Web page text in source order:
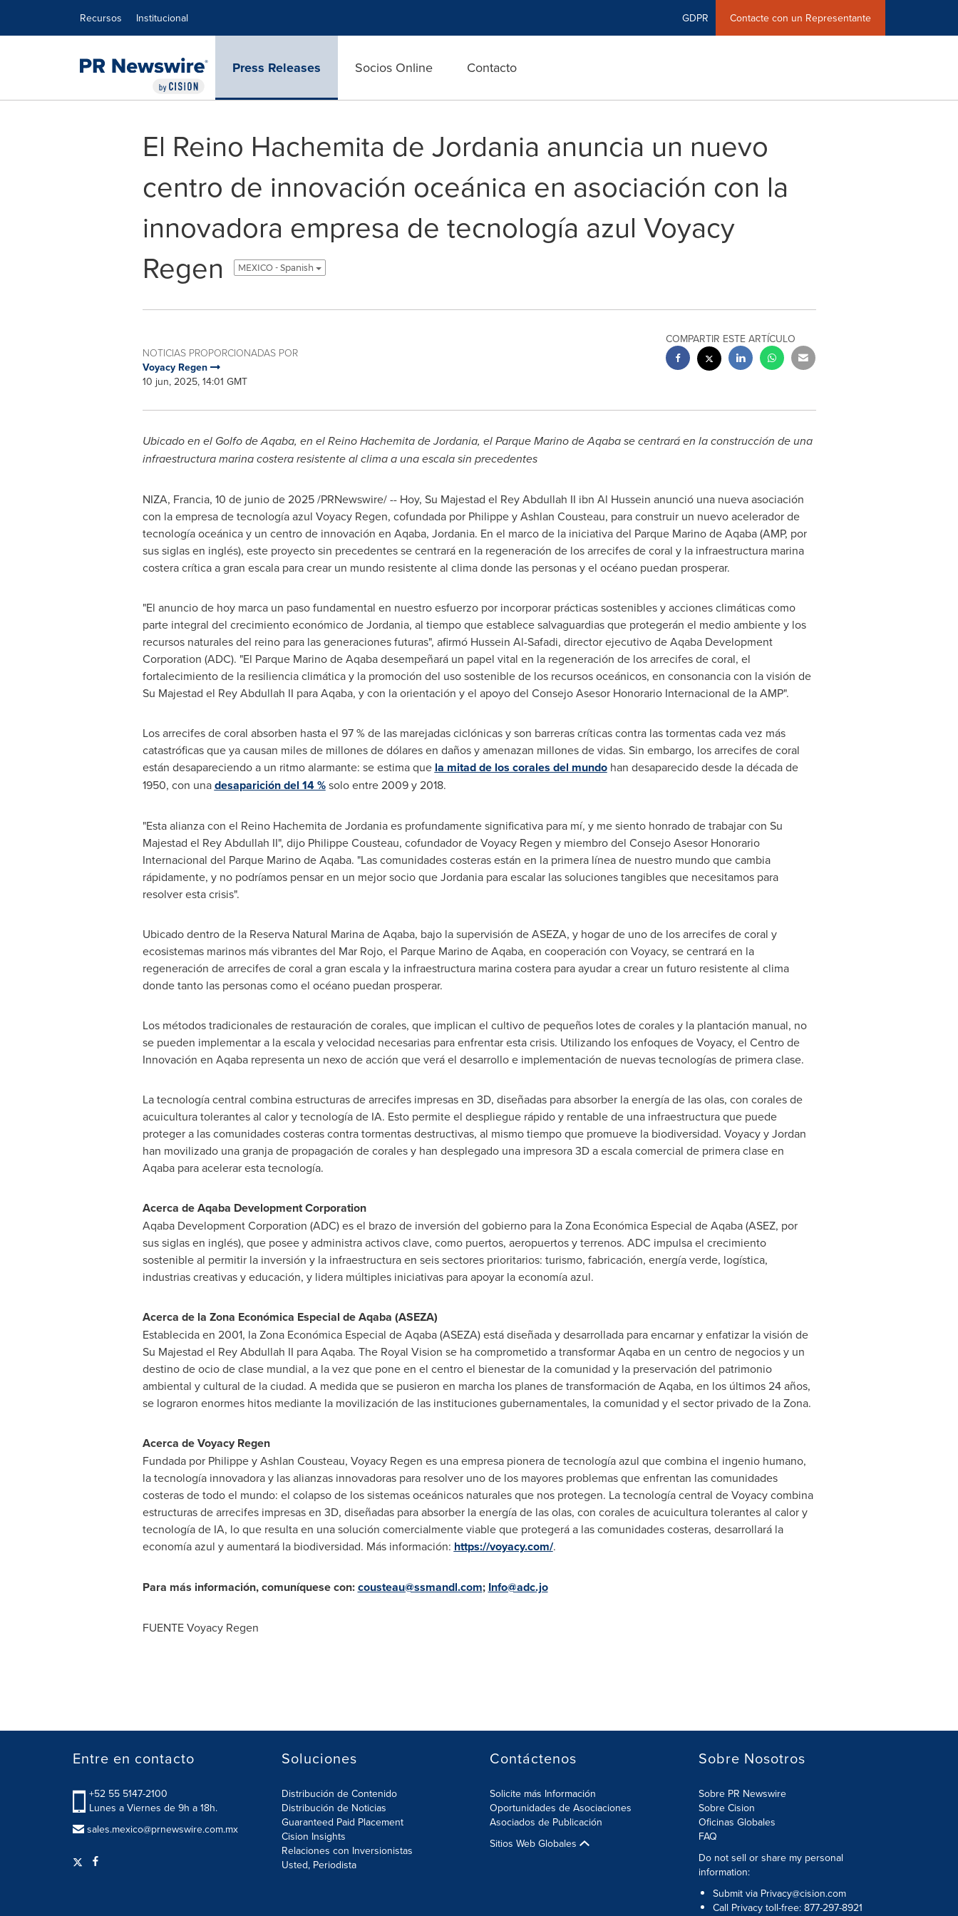
Recursos Institucional GDPR Contacte con un Representante
Press Releases Socios Online Contacto
El Reino Hachemita de Jordania anuncia un nuevo
centro de innovación oceánica en asociación con la
innovadora empresa de tecnología azul Voyacy
Regen
MEXICO - Spanish
NOTICIAS PROPORCIONADAS POR
Voyacy Regen
10 jun, 2025, 14:01 GMT
COMPARTIR ESTE ARTÍCULO
Ubicado en el Golfo de Aqaba, en el Reino Hachemita de Jordania, el Parque Marino de Aqaba se centrará en la construcción de una
infraestructura marina costera resistente al clima a una escala sin precedentes
NIZA, Francia, 10 de junio de 2025/PRNewswire/ -- Hoy, Su Majestad el Rey Abdullah II ibn Al Hussein anunció una nueva asociación
con la empresa de tecnología azul Voyacy Regen, cofundada por Philippe y Ashlan Cousteau, para construir un nuevo acelerador de
tecnología oceánica y un centro de innovación en Aqaba, Jordania. En el marco de la iniciativa del Parque Marino de Aqaba (AMP, por
sus siglas en inglés), este proyecto sin precedentes se centrará en la regeneración de los arrecifes de coral y la infraestructura marina
costera crítica a gran escala para crear un mundo resistente al clima donde las personas y el océano puedan prosperar.
"El anuncio de hoy marca un paso fundamental en nuestro esfuerzo por incorporar prácticas sostenibles y acciones climáticas como
parte integral del crecimiento económico de Jordania, al tiempo que establece salvaguardias que protegerán el medio ambiente y los
recursos naturales del reino para las generaciones futuras", afirmó Hussein Al-Safadi, director ejecutivo de Aqaba Development
Corporation (ADC). "El Parque Marino de Aqaba desempeñará un papel vital en la regeneración de los arrecifes de coral, el
fortalecimiento de la resiliencia climática y la promoción del uso sostenible de los recursos oceánicos, en consonancia con la visión de
Su Majestad el Rey Abdullah II para Aqaba, y con la orientación y el apoyo del Consejo Asesor Honorario Internacional de la AMP".
Los arrecifes de coral absorben hasta el 97 % de las marejadas ciclónicas y son barreras críticas contra las tormentas cada vez más
catastróficas que ya causan miles de millones de dólares en daños y amenazan millones de vidas. Sin embargo, los arrecifes de coral
están desapareciendo a un ritmo alarmante: se estima que la mitad de los corales del mundohan desaparecido desde la década de
1950, con unadesaparición del 14 %solo entre 2009 y 2018.
"Esta alianza con el Reino Hachemita de Jordania es profundamente significativa para mí, y me siento honrado de trabajar con Su
Majestad el Rey Abdullah II", dijo Philippe Cousteau, cofundador de Voyacy Regen y miembro del Consejo Asesor Honorario
Internacional del Parque Marino de Aqaba. "Las comunidades costeras están en la primera línea de nuestro mundo que cambia
rápidamente, y no podríamos pensar en un mejor socio que Jordania para escalar las soluciones tangibles que necesitamos para
resolver esta crisis".
Ubicado dentro de la Reserva Natural Marina de Aqaba, bajo la supervisión de ASEZA, y hogar de uno de los arrecifes de coral y
ecosistemas marinos más vibrantes del Mar Rojo, el Parque Marino de Aqaba, en cooperación con Voyacy, se centrará en la
regeneración de arrecifes de coral a gran escala y la infraestructura marina costera para ayudar a crear un futuro resistente al clima
donde tanto las personas como el océano puedan prosperar.
Los métodos tradicionales de restauración de corales, que implican el cultivo de pequeños lotes de corales y la plantación manual, no
se pueden implementar a la escala y velocidad necesarias para enfrentar esta crisis. Utilizando los enfoques de Voyacy, el Centro de
Innovación en Aqaba representa un nexo de acción que verá el desarrollo e implementación de nuevas tecnologías de primera clase.
La tecnología central combina estructuras de arrecifes impresas en 3D, diseñadas para absorber la energía de las olas, con corales de
acuicultura tolerantes al calor y tecnología de IA. Esto permite el despliegue rápido y rentable de una infraestructura que puede
proteger a las comunidades costeras contra tormentas destructivas, al mismo tiempo que promueve la biodiversidad. Voyacy yJordan
han movilizado una granja de propagación de corales y han desplegado una impresora 3D a escala comercial de primera clase en
Aqaba para acelerar esta tecnología.
Acerca de Aqaba Development Corporation
Aqaba Development Corporation (ADC) es el brazo de inversión del gobierno para la Zona Económica Especial de Aqaba (ASEZ, por
sus siglas en inglés), que posee y administra activos clave, como puertos, aeropuertos y terrenos. ADC impulsa el crecimiento
sostenible al permitir la inversión y la infraestructura en seis sectores prioritarios: turismo, fabricación, energía verde, logística,
industrias creativas y educación, y lidera múltiples iniciativas para apoyar la economía azul.
Acerca de la Zona Económica Especial de Aqaba (ASEZA)
Establecida en 2001, la Zona Económica Especial de Aqaba (ASEZA) está diseñada y desarrollada para encarnar y enfatizar la visión de
Su Majestad el Rey Abdullah II para Aqaba. The Royal Vision se ha comprometido a transformar Aqaba en un centro de negocios y un
destino de ocio de clase mundial, a la vez que pone en el centro el bienestar de la comunidad y la preservación del patrimonio
ambiental y cultural de la ciudad. A medida que se pusieron en marcha los planes de transformación de Aqaba, en los últimos 24 años,
se lograron enormes hitos mediante la movilización de las instituciones gubernamentales, la comunidad y el sector privado de la Zona.
Acerca de Voyacy Regen
Fundada por Philippe y Ashlan Cousteau, Voyacy Regen es una empresa pionera de tecnología azul que combina el ingenio humano,
la tecnología innovadora y las alianzas innovadoras para resolver uno de los mayores problemas que enfrentan las comunidades
costeras de todo el mundo: el colapso de los sistemas oceánicos naturales que nos protegen. La tecnología central de Voyacy combina
estructuras de arrecifes impresas en 3D, diseñadas para absorber la energía de las olas, con corales de acuicultura tolerantes al calor y
tecnología de IA, lo que resulta en una solución comercialmente viable que protegerá a las comunidades costeras, desarrollará la
economía azul y aumentará la biodiversidad. Más información: https://voyacy.com/.
Para más información, comuníquese con:cousteau@ssmandl.com; Info@adc.jo
FUENTE Voyacy Regen
Entre en contacto
+52 55 5147-2100
Lunes a Viernes de 9h a 18h.
sales.mexico@prnewswire.com.mx
Soluciones
Distribución de Contenido
Distribución de Noticias
Guaranteed Paid Placement
Cision Insights
Relaciones con Inversionistas
Usted, Periodista
Contáctenos
Solicite más Información
Oportunidades de Asociaciones
Asociados de Publicación
Sitios Web Globales
Sobre Nosotros
Sobre PR Newswire
Sobre Cision
Oficinas Globales
FAQ
Do not sell or share my personal
information:
Submit via Privacy@cision.com
Call Privacy toll-free: 877-297-8921